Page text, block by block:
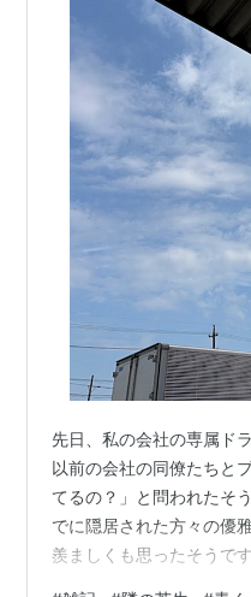
先日、私の会社の専属ド
以前の会社の同僚たちと
てるの？」と問われたそ
でに隠居された方々の優
羨ましくも思ったそうで